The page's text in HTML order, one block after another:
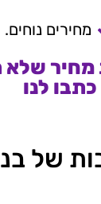
מחירים נוחים.
שלא
כתבו לנו
של